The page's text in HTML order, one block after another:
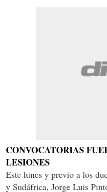
CONVOCATORIAS
LESIONES
Este lunes y previo a los
y Sudáfrica, Jorge Luis